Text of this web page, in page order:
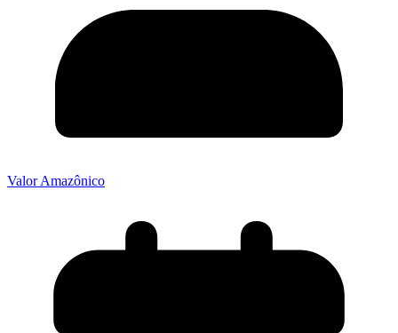
Valor Amazônico